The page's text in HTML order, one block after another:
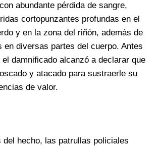
abundante pérdida de sangre,
cortopunzantes profundas en el
y en la zona del riñón, además de
en diversas partes del cuerpo. Antes
damnificado alcanzó a declarar que
y atacado para sustraerle su
de valor.
del hecho, las patrullas policiales